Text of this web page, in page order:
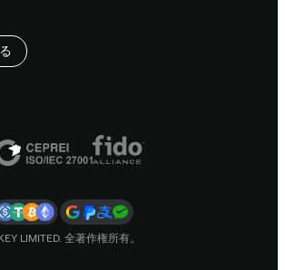
LIMITED. 全著作権所有。